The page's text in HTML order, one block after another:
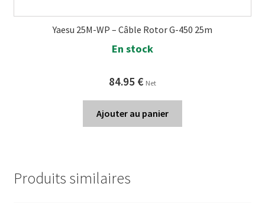
Yaesu 25M-WP – Câble Rotor G-450 25m
En stock
84.95 € Net
Ajouter au panier
Produits similaires